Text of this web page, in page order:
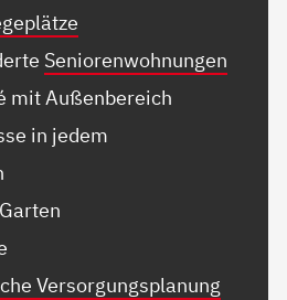
Seniorenwohnungen
mit Außenbereich
in jedem
Versorgungsplanung